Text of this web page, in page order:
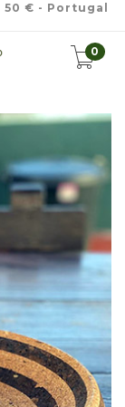
€ - Portugal
0